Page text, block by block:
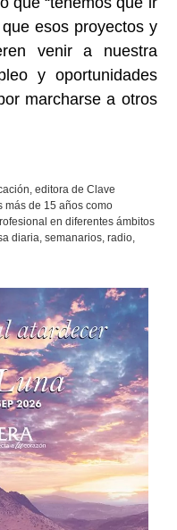
esos proyectos y
venir a nuestra
y oportunidades
marcharse a otros
editora de Clave
más de 15 años como
en diferentes ámbitos
diaria, semanarios, radio,